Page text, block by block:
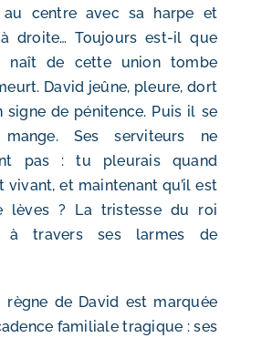
centre avec sa harpe et
à droite… Toujours est-il que
naît de cette union tombe
David jeûne, pleure, dort
signe de pénitence. Puis il se
Ses serviteurs ne
pas : tu pleurais quand
vivant, et maintenant qu’il est
lèves ? La tristesse du roi
à travers ses larmes de
règne de David est marquée
familiale tragique : ses